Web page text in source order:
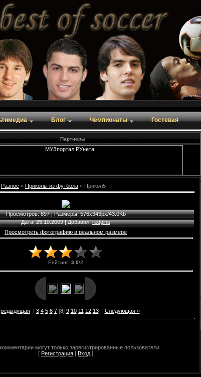
Блог Чемпионаты Гостевая
Партнеры
Разное » Приколы из футбола » Прикол5
Просмотров: 897 |Размеры: 576x343px/43.0Kb
Дата: 25.10.2009 |Добавил:redgino
Просмотреть фотографию в реальном размере
Рейтинг: 3.0/2
| 3 4 5 6 7[8] 9 10 11 12 13| Следующая »
могут только зарегистрированные пользователи.
[ Регистрация Вход ]